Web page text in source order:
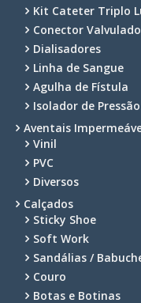
Kit Cateter Triplo
Conector Valvulado
Dialisadores
Linha de Sangue
Agulha de Fístula
Isolador de Pressão
Aventais
Vinil
PVC
Diversos
Calçados
Sticky Shoe
Soft Work
Sandálias /
Couro
Botas e Botinas